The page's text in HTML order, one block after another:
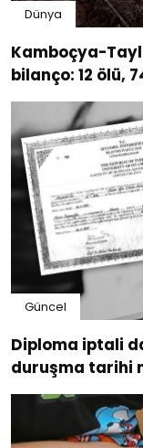
Dünya
Kamboçya-
bilanço: 12 ölü,
Güncel
Diploma iptali
duruşma tarihi